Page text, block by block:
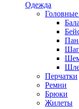
Одежда
Перчатки
Ремни
Брюки
Жилеты